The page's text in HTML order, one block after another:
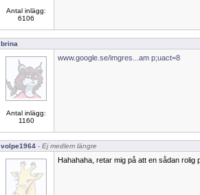
Antal inlägg:
6106
brina
Antal inlägg:
1160
www.google.se/imgres...am p;uact=8
volpe1964 - Ej medlem längre
Hahahaha, retar mig på att en sådan rolig